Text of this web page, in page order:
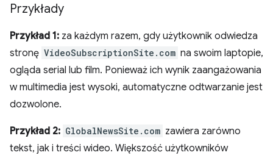
Przykłady
Przykład 1: za każdym razem, gdy użytkownik odwiedza
stronę VideoSubscriptionSite.com na swoim laptopie,
ogląda serial lub film. Ponieważ ich wynik zaangażowania
w multimedia jest wysoki, automatyczne odtwarzanie jest
dozwolone.
Przykład 2: GlobalNewsSite.com zawiera zarówno
tekst, jak i treści wideo. Większość użytkowników